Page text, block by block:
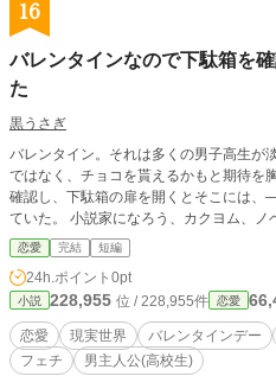
ーショナル・エフェ
が、世界の存亡をかけ
になろう・カクヨム・
16
バレンタインなので下駄箱を
た
黒うさぎ
バレンタイン。それは多くの男子高生が
ではなく、チョコを貰えるかもと期待を
確認し、下駄箱の扉を開くとそこには
ていた。 小説家になろう、カクヨム
恋愛 完結 短編
24h.ポイント 0pt
小説 228,955 位 / 228,955件 恋愛
恋愛 現実世界 バレンタインデー
フェチ
男主人公(高校生)